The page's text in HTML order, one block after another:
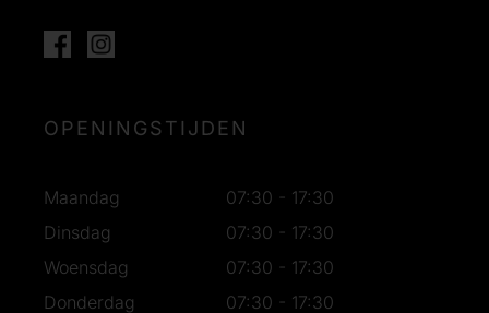
OPENINGSTIJDEN
Maandag
07:30 - 17:30
Dinsdag
07:30 - 17:30
Woensdag
07:30 - 17:30
Donderdag
07:30 - 17:30